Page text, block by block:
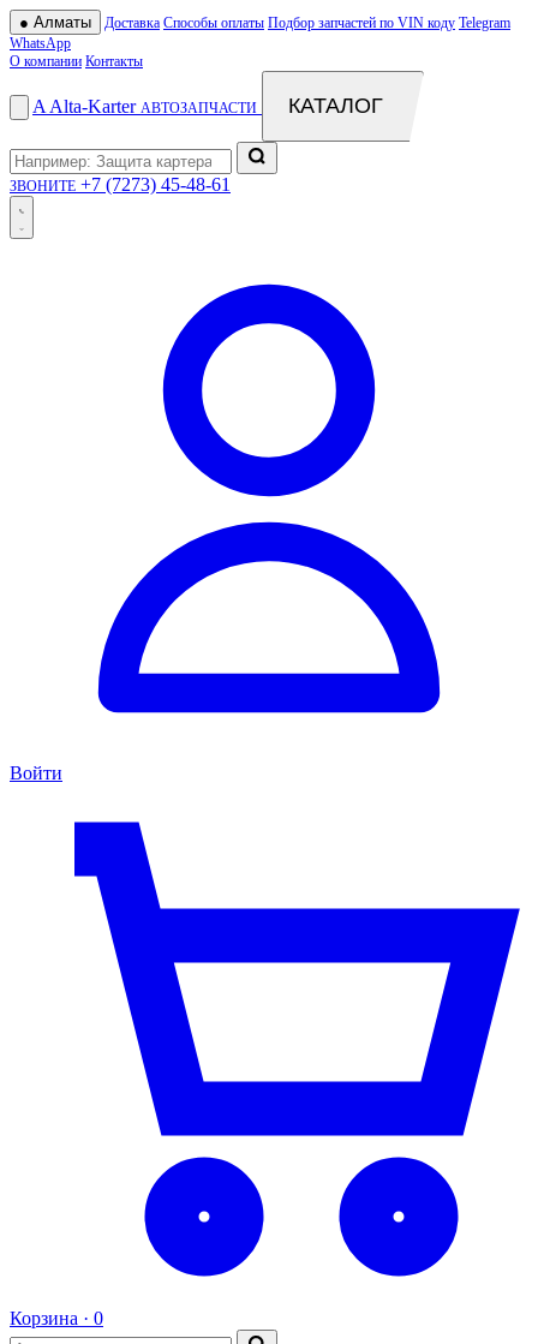
● Алматы Доставка Способы оплаты Подбор запчастей по VIN коду Telegram
WhatsApp
О компании Контакты
A Alta-Karter АВТОЗАПЧАСТИ КАТАЛОГ
ЗВОНИТЕ +7 (7273) 45-48-61
Войти
Корзина · 0